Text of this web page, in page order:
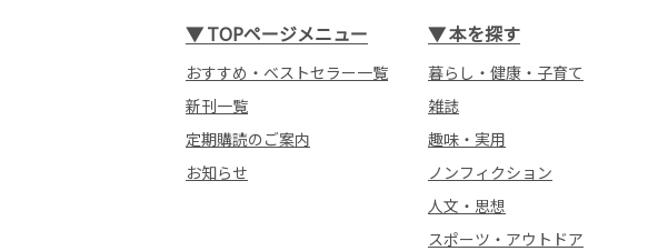
▼TOPページメニュー
おすすめ・ベストセラー一覧
新刊一覧
定期購読のご案内
お知らせ
▼本を探す
暮らし・健康・子育て
雑誌
趣味・実用
ノンフィクション
人文・思想
スポーツ・アウトドア